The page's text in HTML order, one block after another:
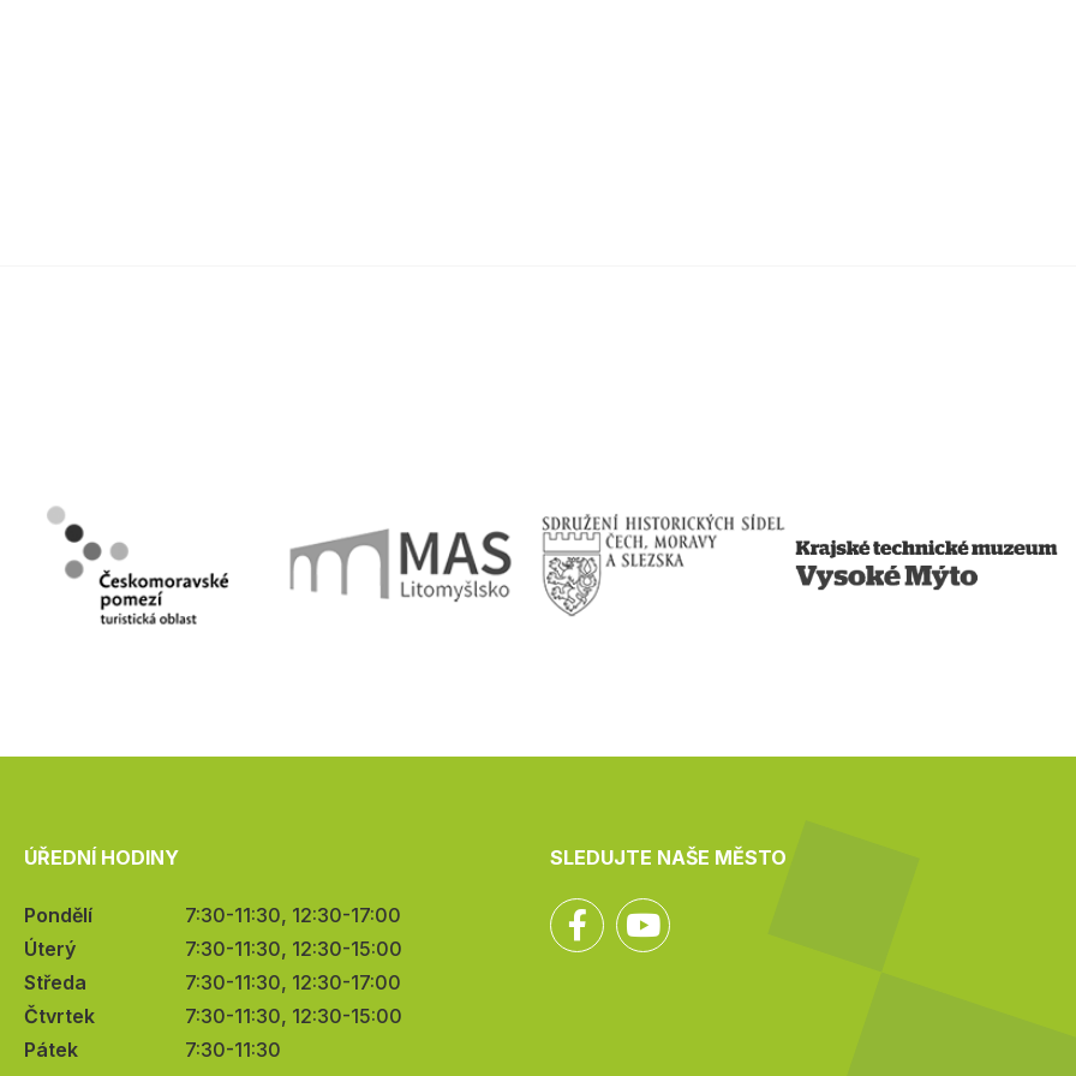
ÚŘEDNÍ HODINY
Pondělí
7:30-11:30, 12:30-17:00
Úterý
7:30-11:30, 12:30-15:00
Středa
7:30-11:30, 12:30-17:00
Čtvrtek
7:30-11:30, 12:30-15:00
Pátek
7:30-11:30
SLEDUJTE NAŠE MĚSTO
Facebook